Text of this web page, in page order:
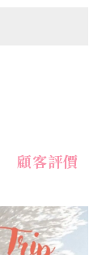
顧客評價